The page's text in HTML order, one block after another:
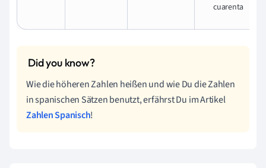
cuarenta
Wie die höheren Zahlen heißen und wie Du die Zahlen
in spanischen Sätzen benutzt, erfährst Du im Artikel
Zahlen Spanisch!